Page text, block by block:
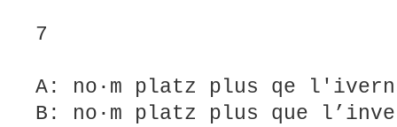
7
A: no·m platz plus qe
B: no·m platz plus que